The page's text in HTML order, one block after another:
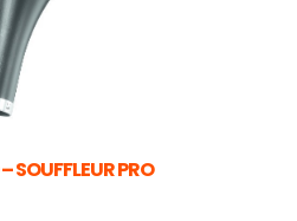
SOUFFLEUR PRO